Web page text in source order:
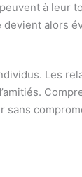
à leur
alors
Les
sans